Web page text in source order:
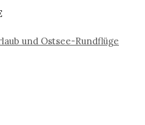
und Ostsee-Rundflüge